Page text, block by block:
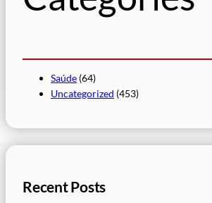
Saúde (64)
Uncategorized (453)
Recent Posts